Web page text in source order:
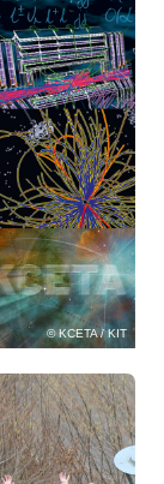
KCETA / KIT